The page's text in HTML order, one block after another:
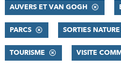
AUVERS ET VAN GOGH
PARCS SORTIES NATURE
TOURISME VISITE